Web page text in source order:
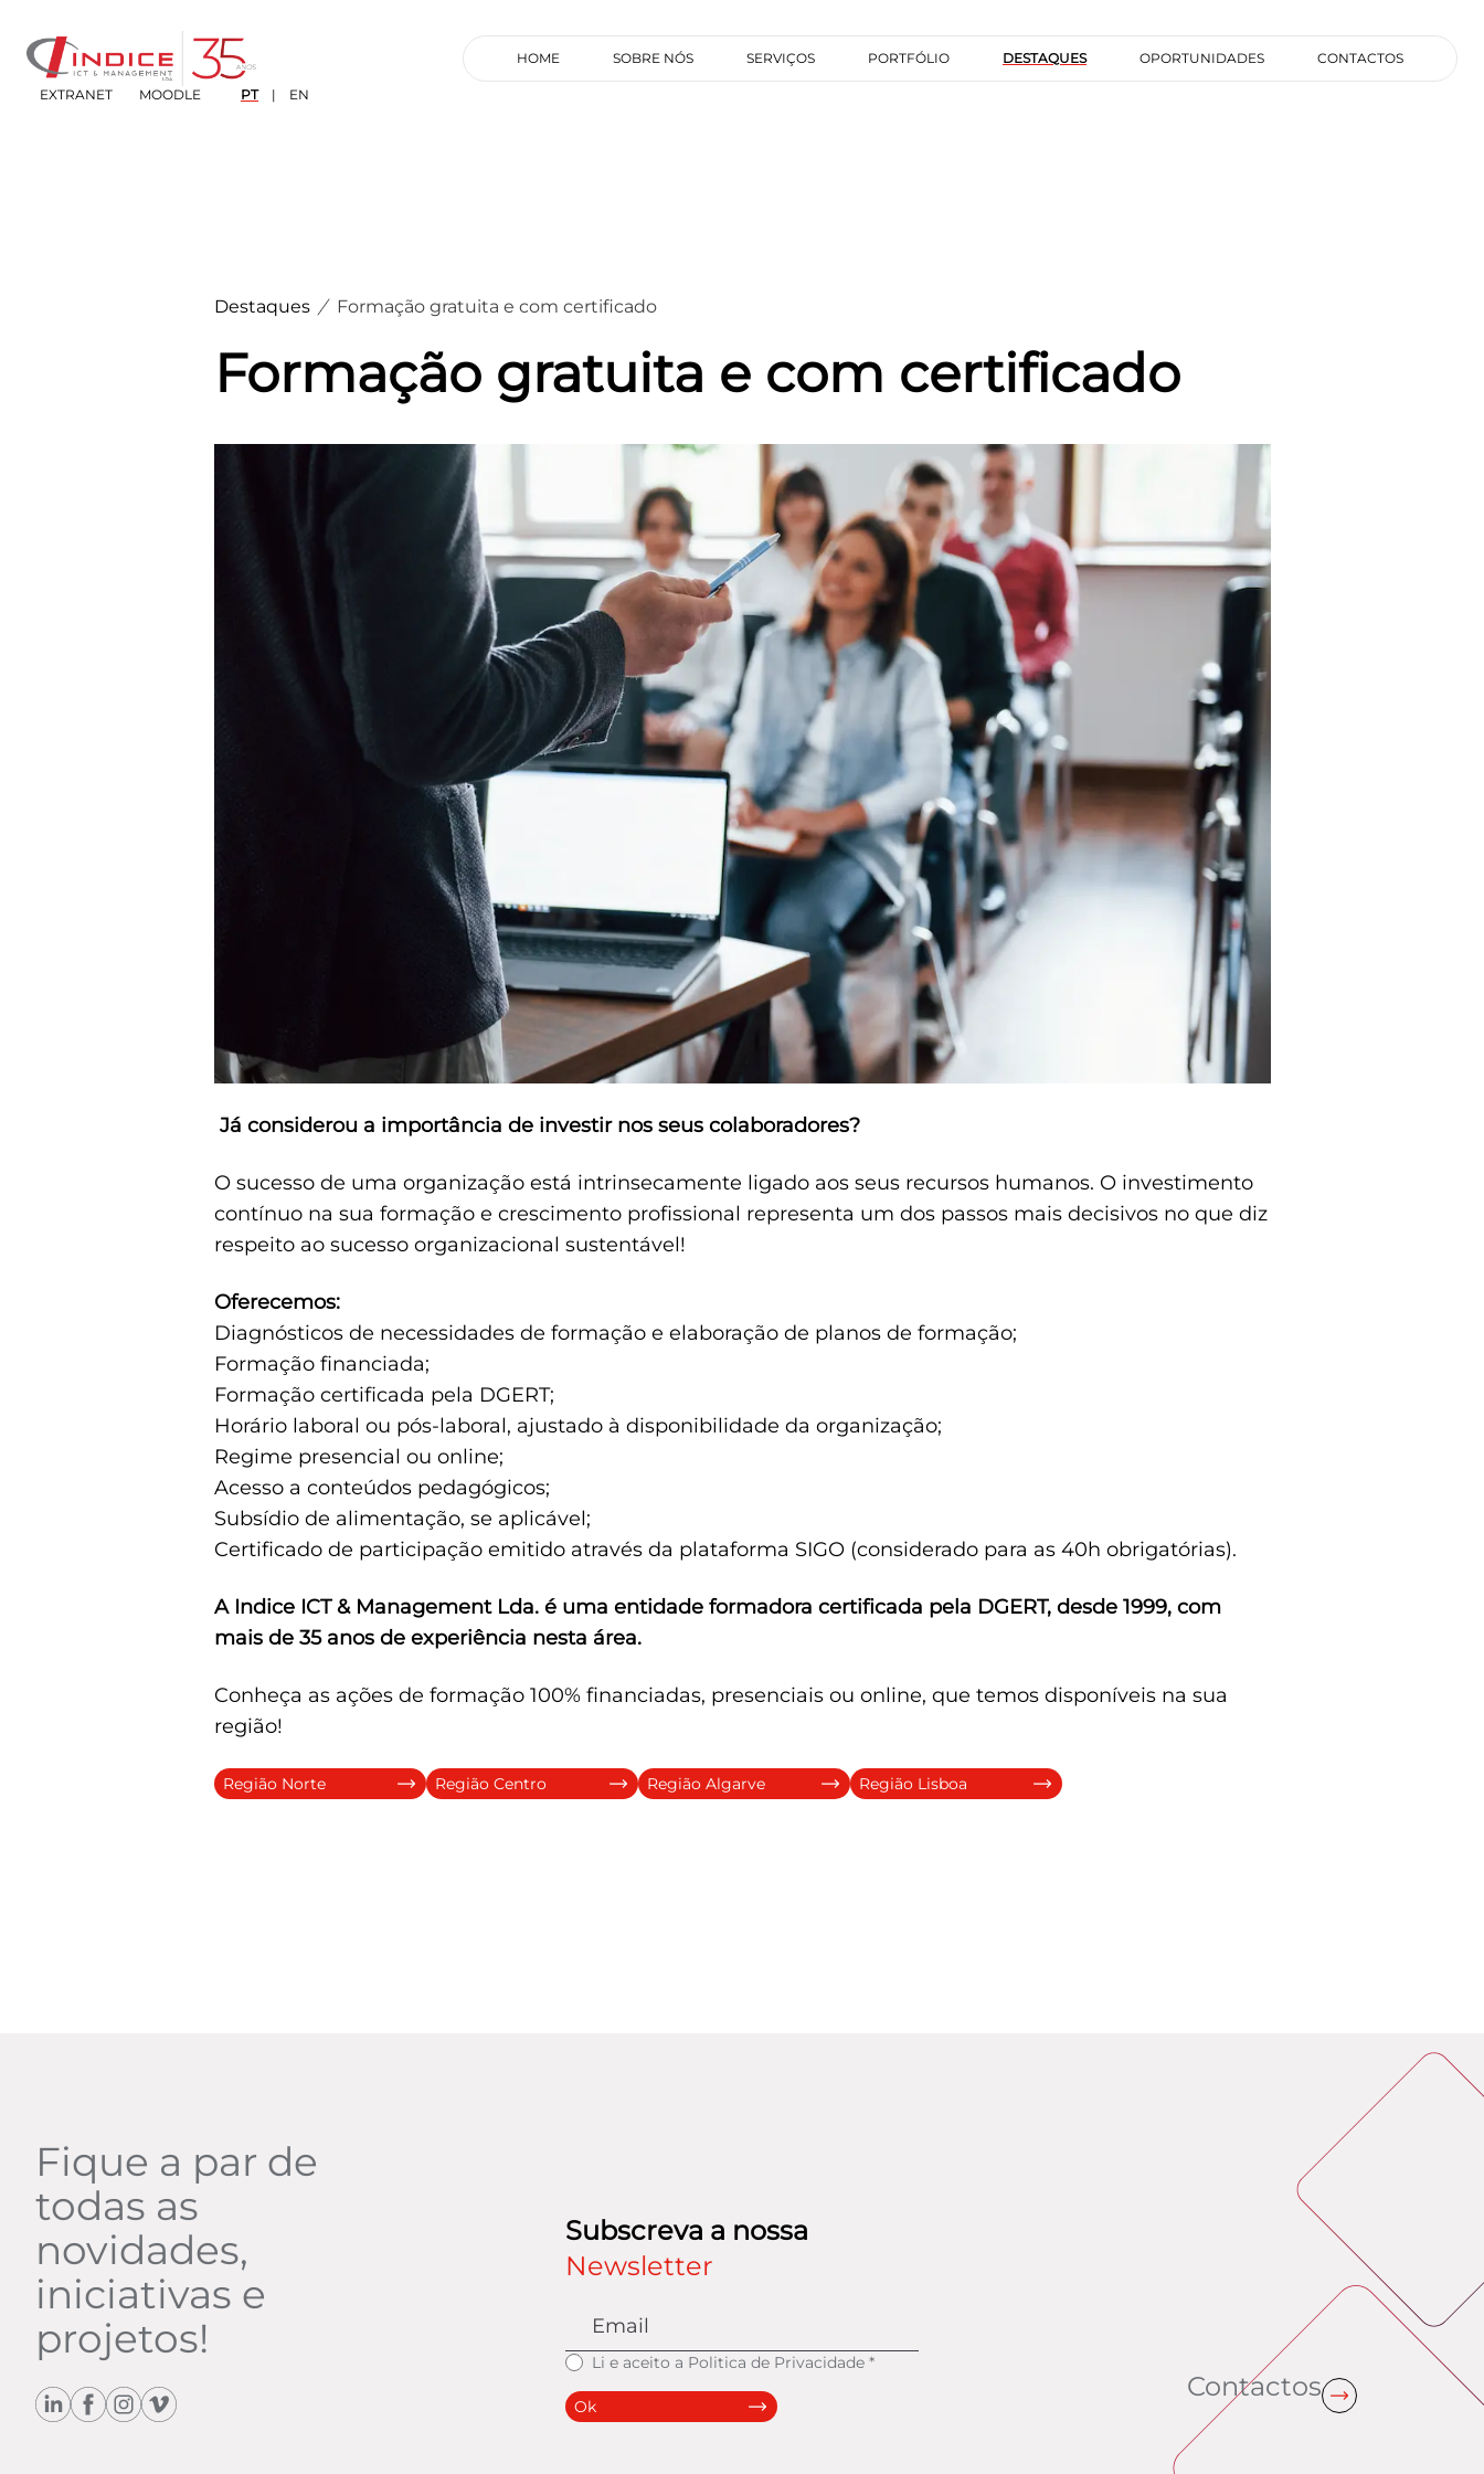
HOME SOBRE NÓS SERVIÇOS PORTFÓLIO DESTAQUES OPORTUNIDADES CONTACTOS
EXTRANET MOODLE PT | EN
Destaques Formação gratuita e com certificado
Formação gratuita e com certificado
Já considerou a importância de investir nos seus colaboradores?
O sucesso de uma organização está intrinsecamente ligado aos seus recursos humanos. O investimento
contínuo na sua formação e crescimento profissional representa um dos passos mais decisivos no que diz
respeito ao sucesso organizacional sustentável!
Oferecemos:
Diagnósticos de necessidades de formação e elaboração de planos de formação;
Formação financiada;
Formação certificada pela DGERT;
Horário laboral ou pós-laboral, ajustado à disponibilidade da organização;
Regime presencial ou online;
Acesso a conteúdos pedagógicos;
Subsídio de alimentação, se aplicável;
Certificado de participação emitido através da plataforma SIGO (considerado para as 40h obrigatórias).
A Indice ICT & Management Lda. é uma entidade formadora certificada pela DGERT, desde 1999, com
mais de 35 anos de experiência nesta área.
Conheça as ações de formação 100% financiadas, presenciais ou online, que temos disponíveis na sua
região!
Região Norte Região Centro Região Algarve Região Lisboa
Fique a par de
todas as
novidades,
iniciativas e
projetos!
Subscreva a nossa
Newsletter
Li e aceito a Politica de Privacidade *
Ok
Contactos